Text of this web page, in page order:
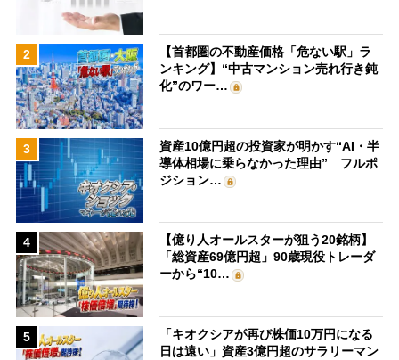
2
【首都圏の不動産価格「危ない駅」ラ
ンキング】“中古マンション売れ行き鈍
化”のワー…
3
資産10億円超の投資家が明かす“AI・半
導体相場に乗らなかった理由” フルポ
ジション…
4
【億り人オールスターが狙う20銘柄】
「総資産69億円超」90歳現役トレーダ
ーから“10…
5
「キオクシアが再び株価10万円になる
日は遠い」資産3億円超のサラリーマン